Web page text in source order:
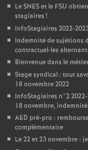
LeSNESet la FSU
stagiaires !
InfoStagiaires 2022-
Indemnité de sujétions
contractuel-les
Bienvenue dans le
Stage syndical : tout
18 novembre 2022
InfoStagiaires n°2
18 novembre,
AED pré-pro :
complémentaire
Le 22 et 23 novembre :